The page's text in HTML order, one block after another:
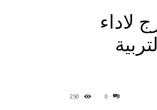
لاداء
وزارة التربية
0
250